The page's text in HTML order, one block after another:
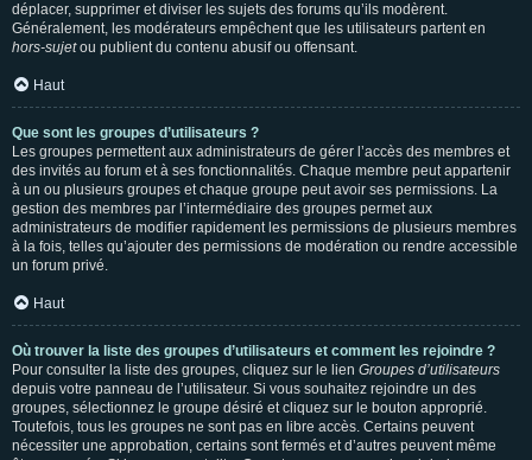
déplacer, supprimer et diviser les sujets des forums qu’ils modèrent.
Généralement, les modérateurs empêchent que les utilisateurs partent en
hors-sujetou publient du contenu abusif ou offensant.
Haut
Que sont les groupes d’utilisateurs ?
Les groupes permettent aux administrateurs de gérer l’accès des membres et
des invités au forum et à ses fonctionnalités. Chaque membre peut appartenir
à un ou plusieurs groupes et chaque groupe peut avoir ses permissions. La
gestion des membres par l’intermédiaire des groupes permet aux
administrateurs de modifier rapidement les permissions de plusieurs membres
à la fois, telles qu’ajouter des permissions de modération ou rendre accessible
un forum privé.
Haut
Où trouver la liste des groupes d’utilisateurs et comment les rejoindre ?
Pour consulter la liste des groupes, cliquez sur le lien Groupes d’utilisateurs
depuis votre panneau de l’utilisateur. Si vous souhaitez rejoindre un des
groupes, sélectionnez le groupe désiré et cliquez sur le bouton approprié.
Toutefois, tous les groupes ne sont pas en libre accès. Certains peuvent
nécessiter une approbation, certains sont fermés et d’autres peuvent même